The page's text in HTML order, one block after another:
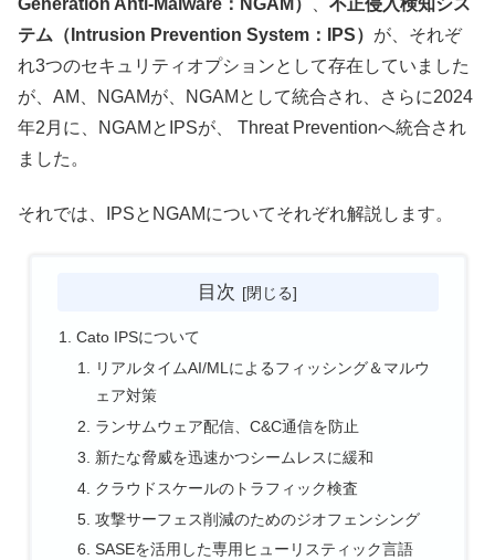
Generation Anti-Malware：NGAM）
不正侵入検知シス
テム（Intrusion Prevention System：IPS） が、それぞ
れ3つのセキュリティオプションとして存在していました
が、AM、NGAMが、NGAMとして統合され、さらに2024
年2月に、NGAMとIPSが、 Threat Preventionへ統合され
ました。
それでは、IPSとNGAMについてそれぞれ解説します。
目次
Cato IPSについて
リアルタイムAI/MLによるフィッシング＆マルウ
ェア対策
ランサムウェア配信、C&C通信を防止
新たな脅威を迅速かつシームレスに緩和
クラウドスケールのトラフィック検査
攻撃サーフェス削減のためのジオフェンシング
SASEを活用した専用ヒューリスティック言語